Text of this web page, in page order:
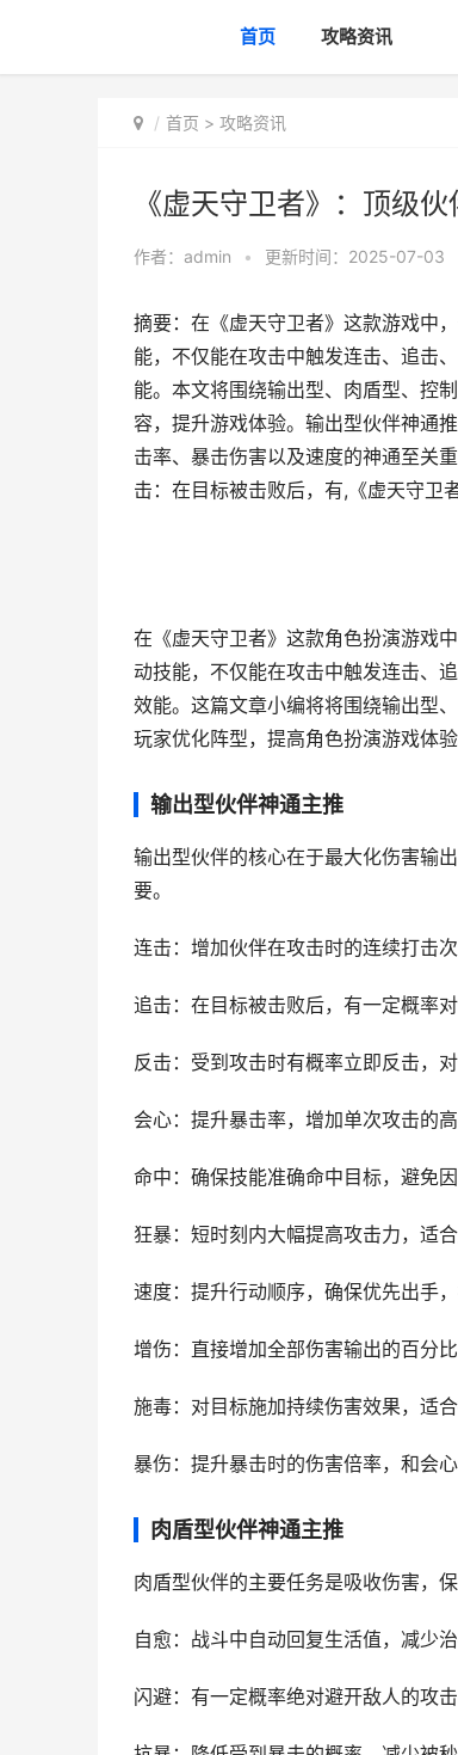
首页 攻略资讯
首页 > 攻略资讯
《虚天守卫者》：顶级
作者： admin • 更新时间：2025-07-03
摘要：在《虚天守卫者》这款游戏中
能，不仅能在攻击中触发连击、追击
能。本文将围绕输出型、肉盾型、控
容，提升游戏体验。输出型伙伴神通
击率、暴击伤害以及速度的神通至关
击：在目标被击败后，有,《虚天守卫
在《虚天守卫者》这款角色扮演游戏
动技能，不仅能在攻击中触发连击、
效能。这篇文章小编将将围绕输出型
玩家优化阵型，提高角色扮演游戏体验
输出型伙伴神通主推
输出型伙伴的核心在于最大化伤害输
要。
连击：增加伙伴在攻击时的连续打击
追击：在目标被击败后，有一定概率
反击：受到攻击时有概率立即反击，
会心：提升暴击率，增加单次攻击的高
命中：确保技能准确命中目标，避免
狂暴：短时刻内大幅提高攻击力，适合
速度：提升行动顺序，确保优先出手，
增伤：直接增加全部伤害输出的百分
施毒：对目标施加持续伤害效果，适合
暴伤：提升暴击时的伤害倍率，和会心
肉盾型伙伴神通主推
肉盾型伙伴的主要任务是吸收伤害，
自愈：战斗中自动回复生活值，减少治
闪避：有一定概率绝对避开敌人的攻击